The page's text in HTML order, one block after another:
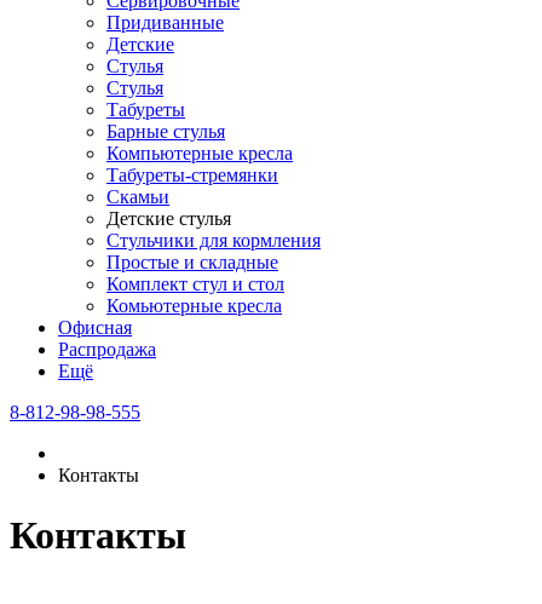
Придиванные
Детские
Стулья
Стулья
Табуреты
Барные стулья
Компьютерные кресла
Табуреты-стремянки
Скамьи
Детские стулья
Стульчики для кормления
Простые и складные
Комплект стул и стол
Комьютерные кресла
Офисная
Распродажа
Eщё
8-812-98-98-555
Контакты
Контакты